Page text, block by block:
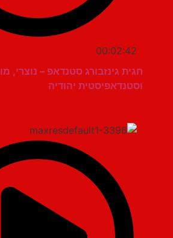
00:02:42
חגית גינזבורג סטנדאפ – נוצרי, מוסלמית
וסטנדאפיסטית יהודיה